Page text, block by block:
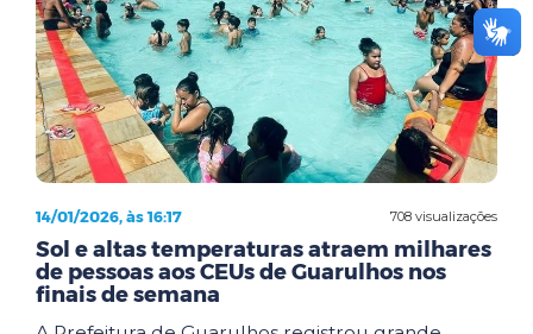
708 visualizações
14/01/2026, às 16:17
Sol e altas temperaturas atraem milhares
de pessoas aos CEUs de Guarulhos nos
finais de semana